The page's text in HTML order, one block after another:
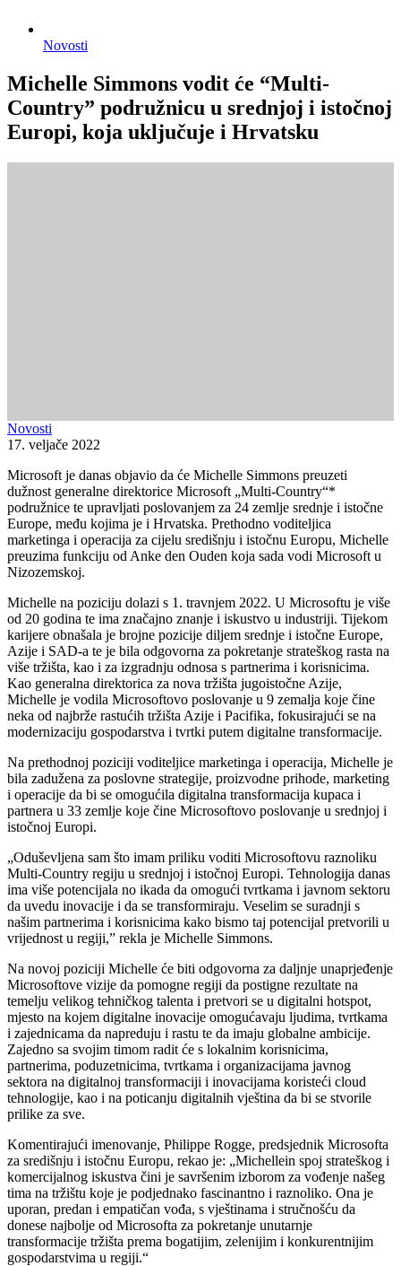
Novosti
Michelle Simmons vodit će “Multi-
Country” podružnicu u srednjoj i istočnoj
Europi, koja uključuje i Hrvatsku
Novosti
17. veljače 2022
Microsoft je danas objavio da će Michelle Simmons preuzeti
dužnost generalne direktorice Microsoft „Multi-Country“*
podružnice te upravljati poslovanjem za 24 zemlje srednje i istočne
Europe, među kojima je i Hrvatska. Prethodno voditeljica
marketinga i operacija za cijelu središnju i istočnu Europu, Michelle
preuzima funkciju od Anke den Ouden koja sada vodi Microsoft u
Nizozemskoj.
Michelle na poziciju dolazi s 1. travnjem 2022. U Microsoftu je više
od 20 godina te ima značajno znanje i iskustvo u industriji. Tijekom
karijere obnašala je brojne pozicije diljem srednje i istočne Europe,
Azije i SAD-a te je bila odgovorna za pokretanje strateškog rasta na
više tržišta, kao i za izgradnju odnosa s partnerima i korisnicima.
Kao generalna direktorica za nova tržišta jugoistočne Azije,
Michelle je vodila Microsoftovo poslovanje u 9 zemalja koje čine
neka od najbrže rastućih tržišta Azije i Pacifika, fokusirajući se na
modernizaciju gospodarstva i tvrtki putem digitalne transformacije.
Na prethodnoj poziciji voditeljice marketinga i operacija, Michelle je
bila zadužena za poslovne strategije, proizvodne prihode, marketing
i operacije da bi se omogućila digitalna transformacija kupaca i
partnera u 33 zemlje koje čine Microsoftovo poslovanje u srednjoj i
istočnoj Europi.
„Oduševljena sam što imam priliku voditi Microsoftovu raznoliku
Multi-Country regiju u srednjoj i istočnoj Europi. Tehnologija danas
ima više potencijala no ikada da omogući tvrtkama i javnom sektoru
da uvedu inovacije i da se transformiraju. Veselim se suradnji s
našim partnerima i korisnicima kako bismo taj potencijal pretvorili u
vrijednost u regiji,” rekla je Michelle Simmons.
Na novoj poziciji Michelle će biti odgovorna za daljnje unaprjeđenje
Microsoftove vizije da pomogne regiji da postigne rezultate na
temelju velikog tehničkog talenta i pretvori se u digitalni hotspot,
mjesto na kojem digitalne inovacije omogućavaju ljudima, tvrtkama
i zajednicama da napreduju i rastu te da imaju globalne ambicije.
Zajedno sa svojim timom radit će s lokalnim korisnicima,
partnerima, poduzetnicima, tvrtkama i organizacijama javnog
sektora na digitalnoj transformaciji i inovacijama koristeći cloud
tehnologije, kao i na poticanju digitalnih vještina da bi se stvorile
prilike za sve.
Komentirajući imenovanje, Philippe Rogge, predsjednik Microsofta
za središnju i istočnu Europu, rekao je: „Michellein spoj strateškog i
komercijalnog iskustva čini je savršenim izborom za vođenje našeg
tima na tržištu koje je podjednako fascinantno i raznoliko. Ona je
uporan, predan i empatičan vođa, s vještinama i stručnošću da
donese najbolje od Microsofta za pokretanje unutarnje
transformacije tržišta prema bogatijim, zelenijim i konkurentnijim
gospodarstvima u regiji.“